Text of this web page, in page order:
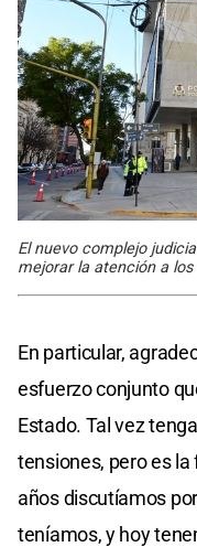
El nuevo complejo
mejorar la atención a
En particular,
esfuerzo conjunto
Estado. Tal vez
tensiones, pero es
años discutíamos
teníamos, y hoy